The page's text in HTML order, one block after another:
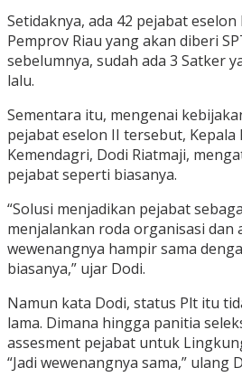
Setidaknya, ada 42 pejabat
Pemprov Riau yang akan diberi
sebelumnya, sudah ada 3 Satker
lalu.
Sementara itu, mengenai
pejabat eselon II tersebut, Kepala
Kemendagri, Dodi Riatmaji,
pejabat seperti biasanya.
“Solusi menjadikan pejabat
menjalankan roda organisasi dan
wewenangnya hampir sama
biasanya,” ujar Dodi.
Namun kata Dodi, status Plt itu
lama. Dimana hingga panitia
assesment pejabat untuk
“Jadi wewenangnya sama,” ulang